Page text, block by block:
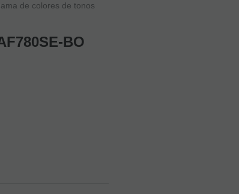
de colores de tonos
BO